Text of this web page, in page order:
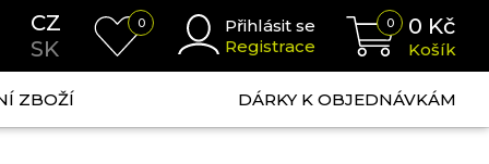
CZ
SK
0
Přihlásit se
Registrace
0 0 Kč
Košík
ZBOŽÍ DÁRKY K OBJEDNÁVKÁM